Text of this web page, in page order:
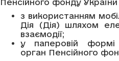
Пенсійного фонду
з використанням
Дія (Дія) шляхом
взаємодії;
у паперовій формі
орган Пенсійного